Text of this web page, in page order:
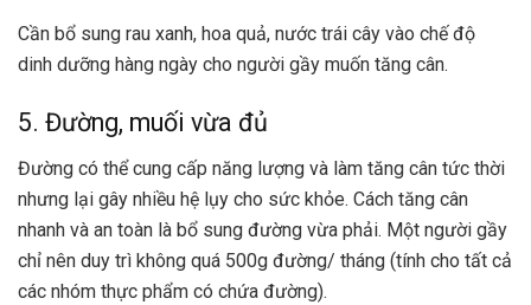
Cần bổ sung rau xanh, hoa quả, nước trái cây vào chế độ
dinh dưỡng hàng ngày cho người gầy muốn tăng cân.
5. Đường, muối vừa đủ
Đường có thể cung cấp năng lượng và làm tăng cân tức thời
nhưng lại gây nhiều hệ lụy cho sức khỏe. Cách tăng cân
nhanh và an toàn là bổ sung đường vừa phải. Một người gầy
chỉ nên duy trì không quá 500g đường/ tháng (tính cho tất cả
các nhóm thực phẩm có chứa đường).